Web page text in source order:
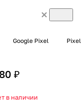
Google Pixel
₽
в наличии